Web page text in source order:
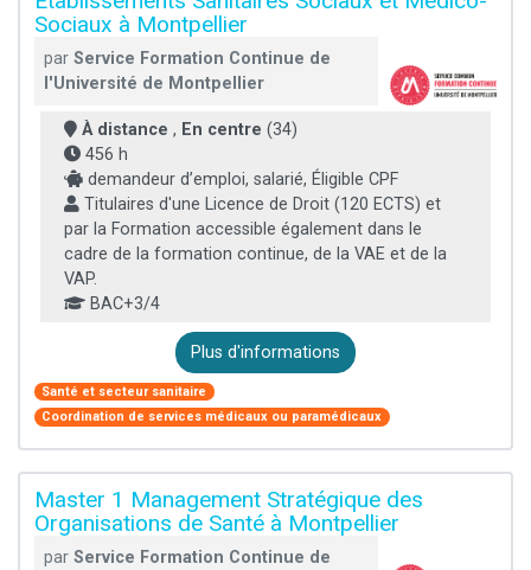
Sociaux à Montpellier
par Service Formation Continue de
l'Université de Montpellier
À distance , En centre (34)
456 h
demandeur d’emploi, salarié, Éligible CPF
Titulaires d'une Licence de Droit (120 ECTS) et
par la Formation accessible également dans le
cadre de la formation continue, de la VAE et de la
VAP.
BAC+3/4
Plus d'informations
Santé et secteur sanitaire
Coordination de services médicaux ou paramédicaux
Master 1 Management Stratégique des
Organisations de Santé à Montpellier
par Service Formation Continue de